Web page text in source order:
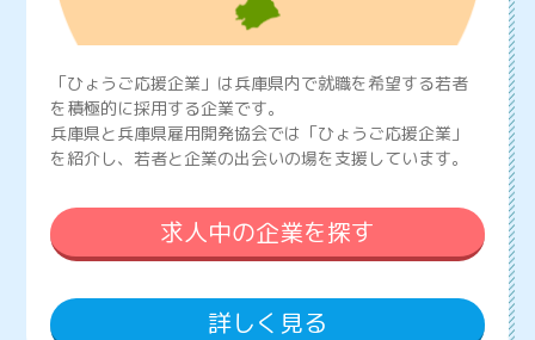
「ひょうご応援企業」は兵庫県内で就職を希望する若者
を積極的に採用する企業です。
兵庫県と兵庫県雇用開発協会では「ひょうご応援企業」
を紹介し、若者と企業の出会いの場を支援しています。
求人中の企業を探す
詳しく見る